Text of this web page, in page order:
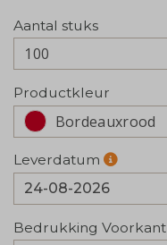
Aantal stuks
100
Productkleur
Bordeauxrood
Leverdatum
Bedrukking Voorkant